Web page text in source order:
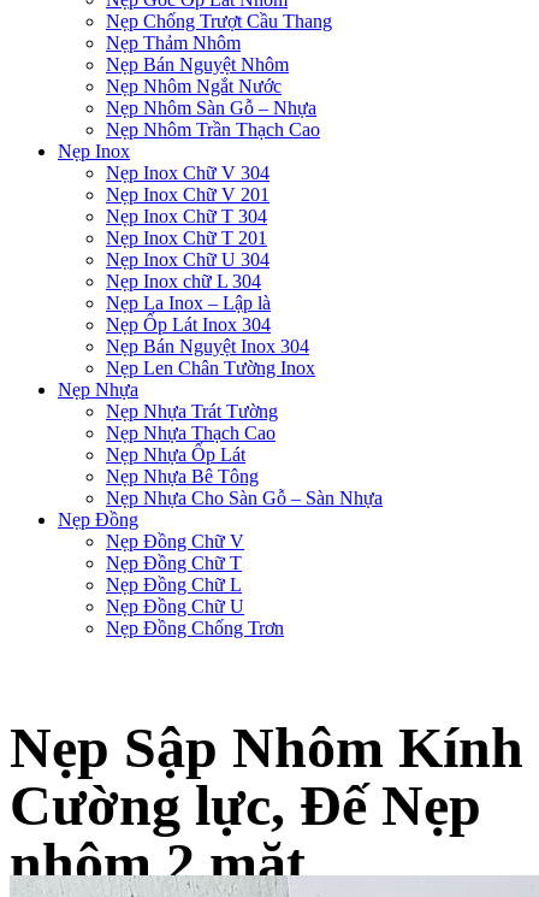
Nẹp Chống Trượt Cầu Thang
Nẹp Thảm Nhôm
Nẹp Bán Nguyệt Nhôm
Nẹp Nhôm Ngắt Nước
Nẹp Nhôm Sàn Gỗ – Nhựa
Nẹp Nhôm Trần Thạch Cao
Nẹp Inox
Nẹp Inox Chữ V 304
Nẹp Inox Chữ V 201
Nẹp Inox Chữ T 304
Nẹp Inox Chữ T 201
Nẹp Inox Chữ U 304
Nẹp Inox chữ L 304
Nẹp La Inox – Lập là
Nẹp Ốp Lát Inox 304
Nẹp Bán Nguyệt Inox 304
Nẹp Len Chân Tường Inox
Nẹp Nhựa
Nẹp Nhựa Trát Tường
Nẹp Nhựa Thạch Cao
Nẹp Nhựa Ốp Lát
Nẹp Nhựa Bê Tông
Nẹp Nhựa Cho Sàn Gỗ – Sàn Nhựa
Nẹp Đồng
Nẹp Đồng Chữ V
Nẹp Đồng Chữ T
Nẹp Đồng Chữ L
Nẹp Đồng Chữ U
Nẹp Đồng Chống Trơn
Nẹp Sập Nhôm Kính
Cường lực, Đế Nẹp
nhôm 2 mặt